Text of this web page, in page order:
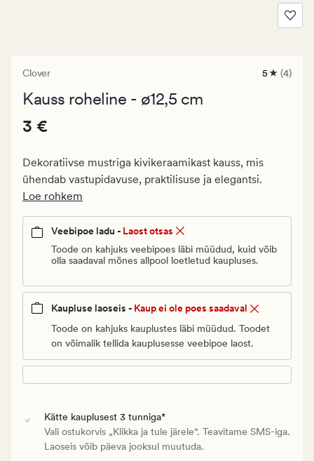
Clover
4
5 (4)
Kauss roheline - ø12,5 cm
Pris_ee
3
€
Pris_ee
3 €
Dekoratiivse mustriga kivikeraamikast kauss, mis
ühendab vastupidavuse, praktilisuse ja elegantsi.
Loe rohkem
Veebipoe ladu - Laost otsas
Toode on kahjuks veebipoes läbi müüdud, kuid võib
olla saadaval mõnes allpool loetletud kaupluses.
Kaupluse laoseis - Kaup ei ole poes saadaval
Toode on kahjuks kauplustes läbi müüdud. Toodet
on võimalik tellida kauplusesse veebipoe laost.
Kätte kauplusest 3 tunniga*
Vali ostukorvis „Klikka ja tule järele“. Teavitame SMS-iga.
Laoseis võib päeva jooksul muutuda.